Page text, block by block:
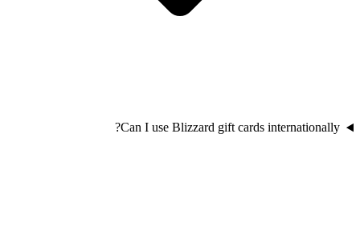
Can I use Blizzard gift cards internationally?